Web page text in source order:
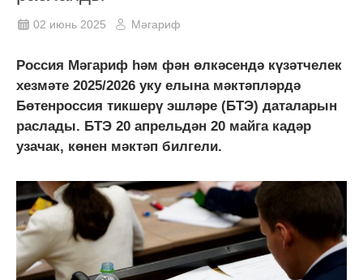
02 июнь 2025 Мәгариф
Россия Мәгариф һәм фән өлкәсендә күзәтчелек
хезмәте 2025/2026 уку елына мәктәпләрдә
Бөтенроссия тикшерү эшләре (БТЭ) даталарын
раслады. БТЭ 20 апрельдән 20 майга кадәр
узачак, көнен мәктәп билгели.